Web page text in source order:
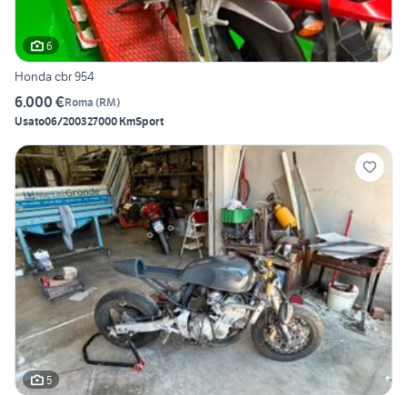
6
Honda cbr 954
6.000 €Roma (RM)
Usato06/200327000 KmSport
5